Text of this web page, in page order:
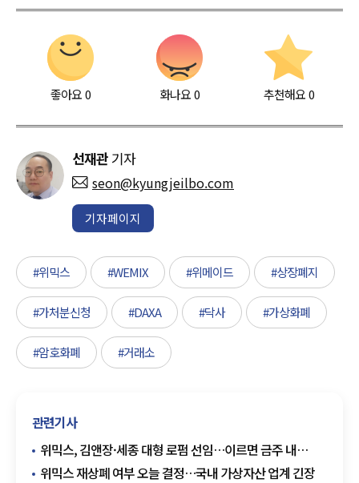
좋아요0 화나요0 추천해요 0
선재관 기자
seon@kyungjeilbo.com
기자페이지
#위믹스 #WEMIX #위메이드 #상장폐지
#가처분신청 #DAXA #닥사 #가상화폐
#암호화폐 #거래소
관련기사
위믹스, 김앤장·세종 대형 로펌 선임…이르면 금주 내
가처분 신청 목표
위믹스 재상폐 여부 오늘 결정…국내 가상자산 업계 긴장